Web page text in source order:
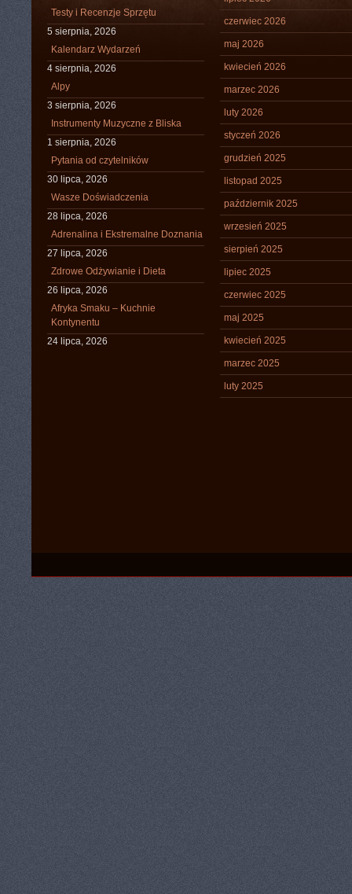
Testy i Recenzje Sprzętu
5 sierpnia, 2026
Kalendarz Wydarzeń
4 sierpnia, 2026
Alpy
3 sierpnia, 2026
Instrumenty Muzyczne z Bliska
1 sierpnia, 2026
Pytania od czytelników
30 lipca, 2026
Wasze Doświadczenia
28 lipca, 2026
Adrenalina i Ekstremalne Doznania
27 lipca, 2026
Zdrowe Odżywianie i Dieta
26 lipca, 2026
Afryka Smaku – Kuchnie
Kontynentu
24 lipca, 2026
czerwiec 2026
maj 2026
kwiecień 2026
marzec 2026
luty 2026
styczeń 2026
grudzień 2025
listopad 2025
październik 2025
wrzesień 2025
sierpień 2025
lipiec 2025
czerwiec 2025
maj 2025
kwiecień 2025
marzec 2025
luty 2025